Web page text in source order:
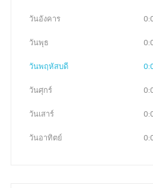
วันอังคาร
วันพุธ
วันพฤหัสบดี
วันศุกร์
วันเสาร์
วันอาทิตย์